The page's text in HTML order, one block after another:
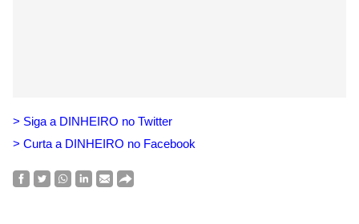
> Siga a DINHEIRO no Twitter
> Curta a DINHEIRO no Facebook